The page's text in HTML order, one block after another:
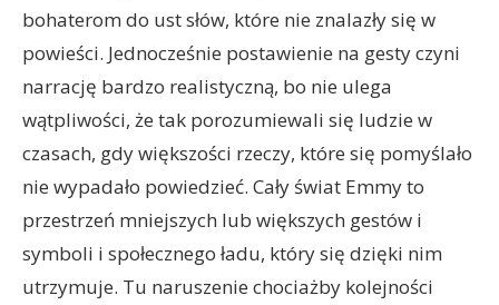
bohaterom do ust słów, które nie znalazły się w
powieści. Jednocześnie postawienie na gesty czyni
narrację bardzo realistyczną, bo nie ulega
wątpliwości, że tak porozumiewali się ludzie w
czasach, gdy większości rzeczy, które się pomyślało
nie wypadało powiedzieć. Cały świat Emmy to
przestrzeń mniejszych lub większych gestów i
symboli i społecznego ładu, który się dzięki nim
utrzymuje. Tu naruszenie chociażby kolejności